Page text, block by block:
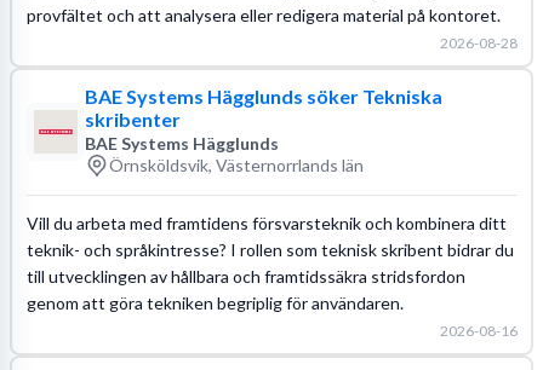
provfältet och att analysera eller redigera material på kontoret.
2026-08-28
BAE Systems Hägglunds söker Tekniska
skribenter
BAE Systems Hägglunds
Örnsköldsvik, Västernorrlands län
Vill du arbeta med framtidens försvarsteknik och kombinera ditt
teknik- och språkintresse? I rollen som teknisk skribent bidrar du
till utvecklingen av hållbara och framtidssäkra stridsfordon
genom att göra tekniken begriplig för användaren.
2026-08-16